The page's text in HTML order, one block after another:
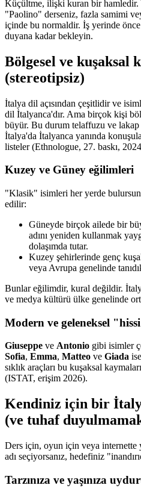
Küçültme, ilişki kuran bir hamledir.
"Paolino" derseniz, fazla samimi
içinde bu normaldir. İş yerinde önce
duyana kadar bekleyin.
Bölgesel ve kuşaksal
(stereotipsiz)
İtalya dil açısından çeşitlidir ve
dil İtalyanca'dır. Ama birçok kişi
büyür. Bu durum telaffuzu ve lakap
İtalya'da İtalyanca yanında
listeler (Ethnologue, 27. baskı,
Kuzey ve Güney eğilimleri
"Klasik" isimleri her yerde
edilir:
Güneyde birçok ailede bir
adını yeniden kullanmak
dolaşımda tutar.
Kuzey şehirlerinde genç
veya Avrupa genelinde
Bunlar eğilimdir, kural değildir.
ve medya kültürü ülke genelinde
Modern ve geleneksel
Giuseppe ve Antonio gibi isimler
Sofia, Emma, Matteo ve Giada
sıklık araçları bu kuşaksal
(ISTAT, erişim 2026).
Kendiniz için bir
(ve tuhaf
Ders için, oyun için veya
adı seçiyorsanız, hedefiniz
Tarzınıza ve yaşınıza